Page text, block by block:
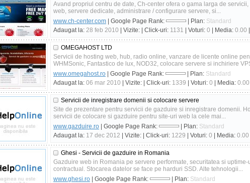
Avand propriul centru de date, Ch-center ofera o gama larga de
web, servere dedicate, administrare / configurare servere, si...
www.ch-center.com | Google Page Rank: | Plan: Standard
Adaugat la: 28 feb 2010 | Vizite: | Click-uri: 1131 | Voturi: 0 | Media: 0.00
OMEGAHOST LTD
Servicii de hosting web, hub, radio online, vanzare de licente online
WHMSonic, Fantastico de lux, NOD32, colocare servere si inchiriere
www.omegahost.ro | Google Page Rank: | Plan: Standard
Adaugat la: 06 mar 2010 | Vizite: | Click-uri: 1339 | Voturi: 0 | Media: 0.00
Servicii de inregistrare domenii si colocare servere
Site de prezentare pentru servicii de gazduire si inregistrare domenii.
servicii de colocare si gazduire pentru site-uri web la cele mai...
www.gazduire.ro | Google Page Rank: | Plan: Standard
Adaugat la: 17 dec 2012 | Vizite: | Click-uri: 1229 | Voturi: 0 | Media: 0.00
Ghesi - Servicii de gazduire in Romania
Gazduire web in Romania pe servere performate, securitatea si
contractual. Stocarea datelor se face pe harduri SSD. Alte tehnologii...
www.ghesi.ro | Google Page Rank: | Plan: Standard